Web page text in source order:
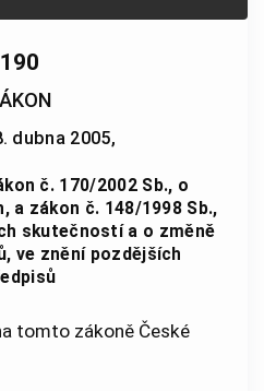
190
dubna 2005,
č. 170/2002 Sb., o
a zákon č. 148/1998 Sb.,
skutečností a o změně
ve znění pozdějších
tomto zákoně České